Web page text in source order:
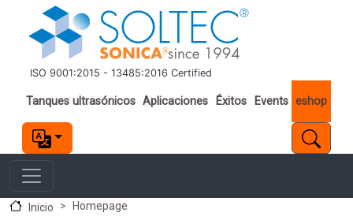
Pasar al contenido principal
ISO 9001:2015 - 13485:2016 Certified
Important links
Tanques ultrasónicos Aplicaciones Éxitos Events eshop
Inicio Homepage